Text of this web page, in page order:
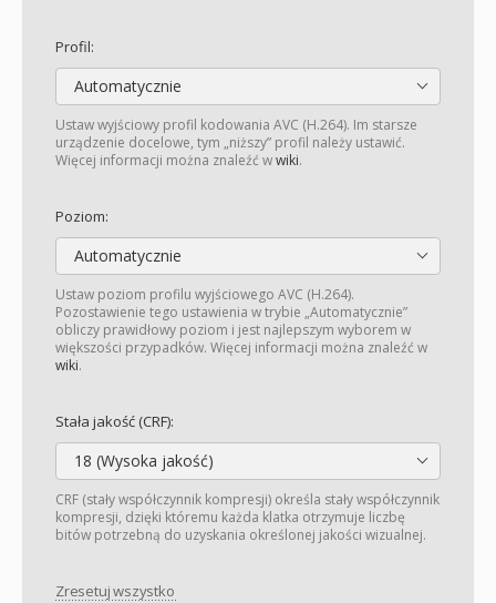
Profil:
Automatycznie
Ustaw wyjściowy profil kodowania AVC (H.264). Im starsze
urządzenie docelowe, tym „niższy” profil należy ustawić.
Więcej informacji można znaleźć wwiki.
Poziom:
Automatycznie
Ustaw poziom profilu wyjściowego AVC (H.264).
Pozostawienie tego ustawienia w trybie „Automatycznie”
obliczy prawidłowy poziom i jest najlepszym wyborem w
większości przypadków. Więcej informacji można znaleźć w
wiki.
Stała jakość (CRF):
18 (Wysoka jakość)
CRF (stały współczynnik kompresji) określa stały współczynnik
kompresji, dzięki któremu każda klatka otrzymuje liczbę
bitów potrzebną do uzyskania określonej jakości wizualnej.
Zresetuj wszystko